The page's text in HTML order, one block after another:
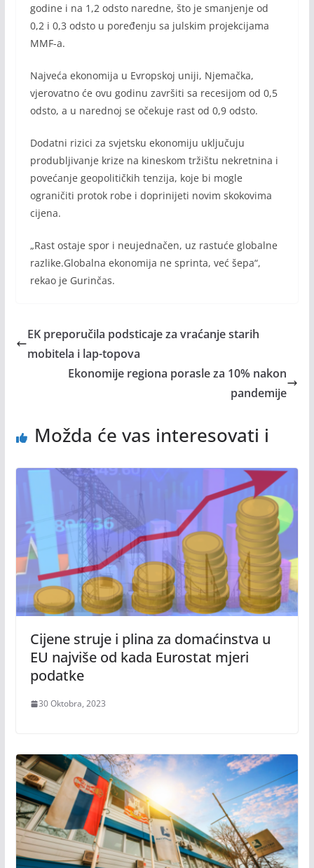
godine i na 1,2 odsto naredne, što je smanjenje od
0,2 i 0,3 odsto u poređenju sa julskim projekcijama
MMF-a.
Najveća ekonomija u Evropskoj uniji, Njemačka,
vjerovatno će ovu godinu završiti sa recesijom od 0,5
odsto, a u narednoj se očekuje rast od 0,9 odsto.
Dodatni rizici za svjetsku ekonomiju uključuju
produbljivanje krize na kineskom tržištu nekretnina i
povećanje geopolitičkih tenzija, koje bi mogle
ograničiti protok robe i doprinijeti novim skokovima
cijena.
„Rast ostaje spor i neujednačen, uz rastuće globalne
razlike.Globalna ekonomija ne sprinta, već šepa“,
rekao je Gurinčas.
EK preporučila podsticaje za vraćanje starih
mobitela i lap-topova
Ekonomije regiona porasle za 10% nakon
pandemije
Možda će vas interesovati i
Cijene struje i plina za domaćinstva u
EU najviše od kada Eurostat mjeri
podatke
30 Oktobra, 2023